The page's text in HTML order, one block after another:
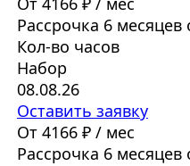
Рассрочка 6 месяцев
Кол-во часов
Набор
08.08.26
Оставить заявку
От 4166 ₽ / мес
Рассрочка 6 месяцев